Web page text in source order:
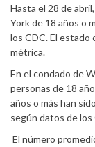
Hasta el 28 de
York de 18 años o
los CDC. El estado
métrica.
En el condado de
personas de 18
años o más han
según datos de los
El número